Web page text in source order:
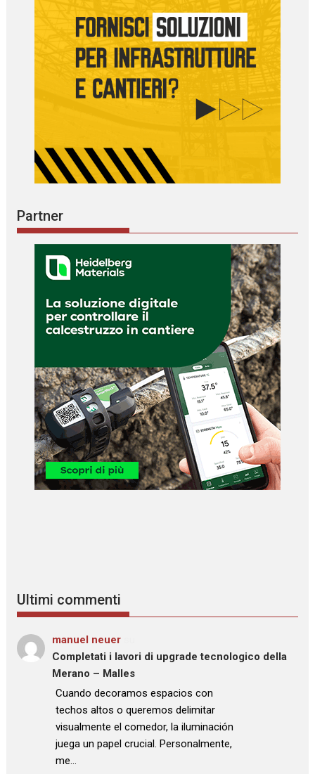
Partner
Ultimi commenti
manuel neuer
Completati i lavori di upgrade tecnologico della
Merano – Malles
: “
Cuando decoramos espacios con
techos altos o queremos delimitar
visualmente el comedor, la iluminación
juega un papel crucial. Personalmente,
me…
”